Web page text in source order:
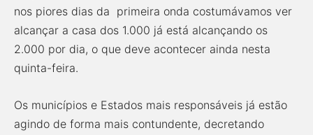
nos piores dias da primeira onda costumávamos ver
alcançar a casa dos 1.000 já está alcançando os
2.000 por dia, o que deve acontecer ainda nesta
quinta-feira.
Os municípios e Estados mais responsáveis já estão
agindo de forma mais contundente, decretando